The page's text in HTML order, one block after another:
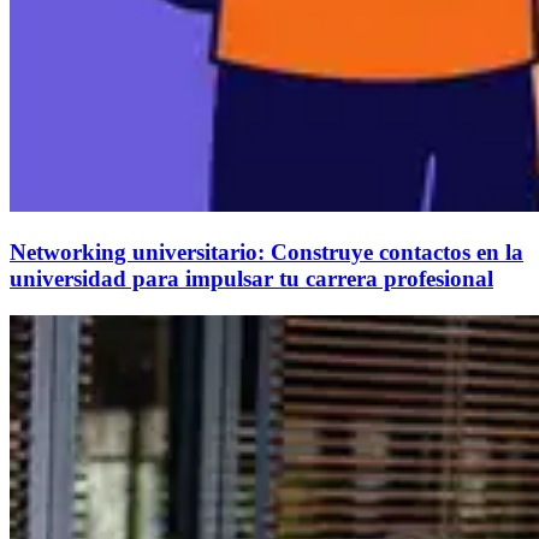
Networking universitario: Construye contactos en la
universidad para impulsar tu carrera profesional